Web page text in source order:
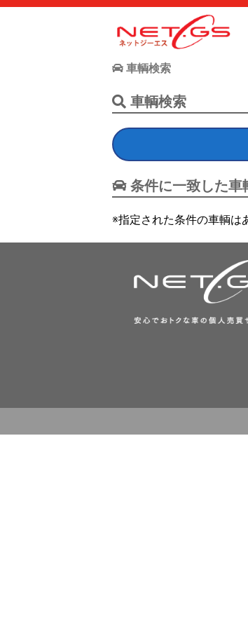
ネット・ジーエス株式会社が運営する中古車個
お客様が驚きの価格で中古車個人売買が出来る
車輌検索
車輌検索
条件に一致した車
※指定された条件の車輌は